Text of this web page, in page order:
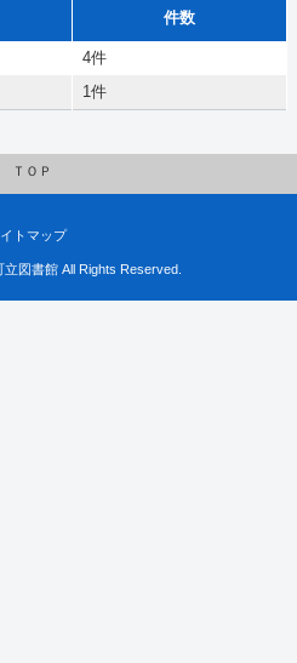
件数
4件
1件
ＴＯＰ
トマップ
図書館 All Rights Reserved.